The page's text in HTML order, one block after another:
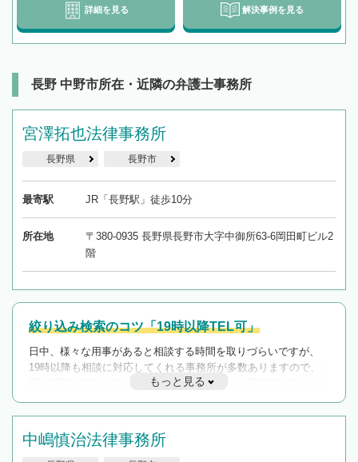
詳細を見る 解決事例を見る
長野 中野市所在・近隣の弁護士事務所
宮澤拓也法律事務所
長野県 長野市
最寄駅 JR「長野駅」徒歩10分
所在地
〒380-0935 長野県長野市大字中御所63-6岡田町ビル2
階
絞り込み検索のコツ「19時以降TEL可」
日中、様々な用事があると相談する時間を取りづらいですが、
19時以降も相談に対応してくれる事務所が多数ありますので、
遅い時間の相談が増えそうな場合はそのような事務所に絞り込
んで検索してみましょう。
を加えて再検索
もっと見る
中嶋慎治法律事務所